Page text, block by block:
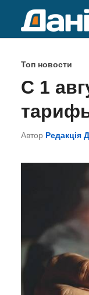
О
п
у
б
к
о
Топ новости
С 1
Автор Редакція